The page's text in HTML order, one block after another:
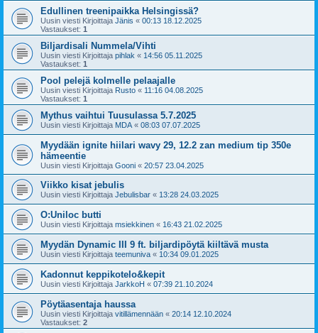
Edullinen treenipaikka Helsingissä?
Uusin viesti Kirjoittaja Jänis « 00:13 18.12.2025
Vastaukset: 1
Biljardisali Nummela/Vihti
Uusin viesti Kirjoittaja pihlak « 14:56 05.11.2025
Vastaukset: 1
Pool pelejä kolmelle pelaajalle
Uusin viesti Kirjoittaja Rusto « 11:16 04.08.2025
Vastaukset: 1
Mythus vaihtui Tuusulassa 5.7.2025
Uusin viesti Kirjoittaja MDA « 08:03 07.07.2025
Myydään ignite hiilari wavy 29, 12.2 zan medium tip 350e
hämeentie
Uusin viesti Kirjoittaja Gooni « 20:57 23.04.2025
Viikko kisat jebulis
Uusin viesti Kirjoittaja Jebulisbar « 13:28 24.03.2025
O:Uniloc butti
Uusin viesti Kirjoittaja msiekkinen « 16:43 21.02.2025
Myydän Dynamic III 9 ft. biljardipöytä kiiltävä musta
Uusin viesti Kirjoittaja teemuniva « 10:34 09.01.2025
Kadonnut keppikotelo&kepit
Uusin viesti Kirjoittaja JarkkoH « 07:39 21.10.2024
Pöytäasentaja haussa
Uusin viesti Kirjoittaja vitillämennään « 20:14 12.10.2024
Vastaukset: 2